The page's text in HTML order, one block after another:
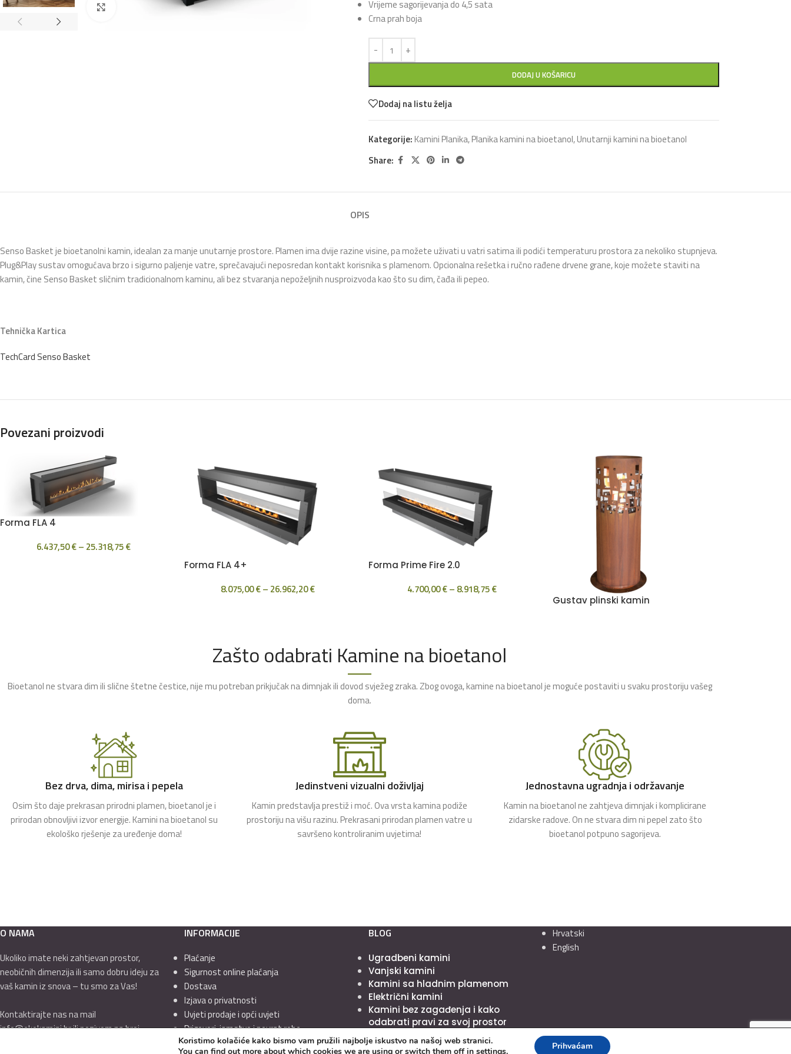
Klikni za povećanje
Vrijeme sagorijevanja do 4,5 sata
Crna prah boja
DODAJ U KOŠARICU
Dodaj na listu želja
Kategorije:Kamini Planika,Planika kamini na bioetanol,Unutarnji kamini na bioetanol
Share:
OPIS
Senso Basket je bioetanolni kamin, idealan za manje unutarnje prostore. Plamen ima dvije razine visine, pa možete uživati u vatri satima ili podići temperaturu prostora za nekoliko stupnjeva.
Plug&Play sustav omogućava brzo i sigurno paljenje vatre, sprečavajući neposredan kontakt korisnika s plamenom. Opcionalna rešetka i ručno rađene drvene grane, koje možete staviti na
kamin, čine Senso Basket sličnim tradicionalnom kaminu, ali bez stvaranja nepoželjnih nusproizvoda kao što su dim, čađa ili pepeo.
Tehnička Kartica
TechCard Senso Basket
Povezani proizvodi
Forma FLA 4
6.437,50€– 25.318,75€
Forma FLA 4+
8.075,00€– 26.962,20€
Forma Prime Fire 2.0
4.700,00€– 8.918,75€
Gustav plinski kamin
Zašto odabrati Kamine na bioetanol
Bioetanol ne stvara dim ili slične štetne čestice, nije mu potreban prikjučak na dimnjak ili dovod svježeg zraka. Zbog ovoga, kamine na bioetanol je moguće postaviti u svaku prostoriju vašeg
doma.
Bez drva, dima, mirisa i pepela
Osim što daje prekrasan prirodni plamen, bioetanol je i
prirodan obnovljivi izvor energije. Kamini na bioetanol su
ekološko rješenje za uređenje doma!
Jedinstveni vizualni doživljaj
Kamin predstavlja prestiž i moć. Ova vrsta kamina podiže
prostoriju na višu razinu. Prekrasani prirodan plamen vatre u
savršeno kontroliranim uvjetima!
Jednostavna ugradnja i održavanje
Kamin na bioetanol ne zahtjeva dimnjak i komplicirane
zidarske radove. On ne stvara dim ni pepel zato što
bioetanol potpuno sagorijeva.
O NAMA
Ukoliko imate neki zahtjevan prostor,
neobičnih dimenzija ili samo dobru ideju za
vaš kamin iz snova – tu smo za Vas!
Kontaktirajte nas na mail
info@ekokamini.hr ili pozivom na broj
INFORMACIJE
Plaćanje
Sigurnost online plaćanja
Dostava
Izjava o privatnosti
Uvjeti prodaje i opći uvjeti
Prigovori, jamstvo i povrat robe
BLOG
Ugradbeni kamini
Vanjski kamini
Kamini sa hladnim plamenom
Električni kamini
Kamini bez zagađenja i kako
odabrati pravi za svoj prostor
Hrvatski
English
Koristimo kolačiće kako bismo vam pružili najbolje iskustvo na našoj web stranici.
You can find out more about which cookies we are using or switch them off insettings. Prihvaćam